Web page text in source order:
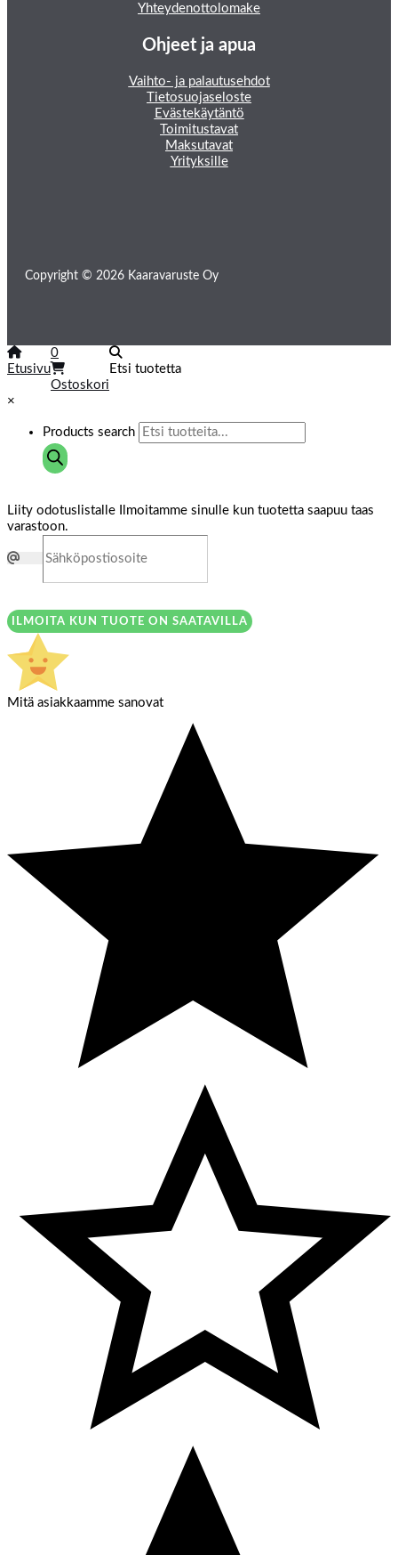
Yhteydenottolomake
Ohjeet ja apua
Vaihto- ja palautusehdot
Tietosuojaseloste
Evästekäytäntö
Toimitustavat
Maksutavat
Yrityksille
Copyright © 2026 Kaaravaruste Oy
Etusivu
0
Ostoskori
Etsi tuotetta
×
Products search
Liity odotuslistalle
Ilmoitamme sinulle kun tuotetta saapuu taas
varastoon.
ILMOITA KUN TUOTE ON SAATAVILLA
Mitä asiakkaamme sanovat